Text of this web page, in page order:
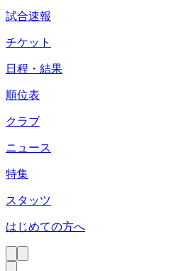
試合速報
チケット
日程・結果
順位表
クラブ
ニュース
特集
スタッツ
はじめての方へ